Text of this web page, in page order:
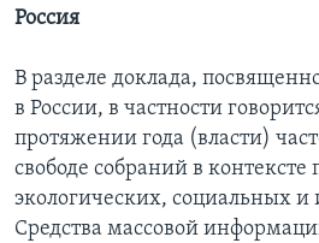
Россия
В разделе доклада,
в России, в частности
протяжении года (власти)
свободе собраний в контексте
экологических, социальных и
Средства массовой